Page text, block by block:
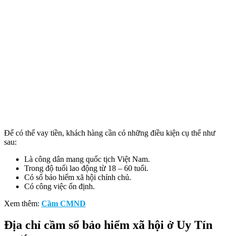
Để có thể vay tiền, khách hàng cần có những điều kiện cụ thể như
sau:
Là công dân mang quốc tịch Việt Nam.
Trong độ tuổi lao động từ 18 – 60 tuổi.
Có sổ bảo hiểm xã hội chính chủ.
Có công việc ổn định.
Xem thêm: Cầm CMND
Địa chỉ cầm sổ bảo hiểm xã hội ở Uy Tín